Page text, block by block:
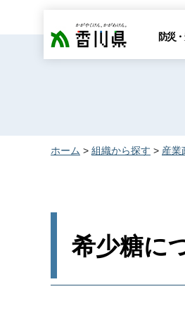
香川県 防災
ホーム > 組織から探す > 産業
希少糖に